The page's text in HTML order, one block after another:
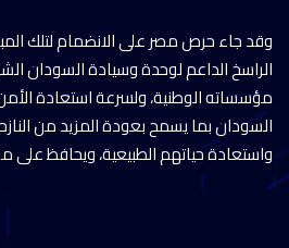
وقد جاء حرص مصر على الانضمام لتلك
الراسخ الداعم لوحدة وسيادة السودان
مؤسساته الوطنية، ولسرعة استعادة
السودان بما يسمح بعودة المزيد من
واستعادة حياتهم الطبيعية، ويحافظ على